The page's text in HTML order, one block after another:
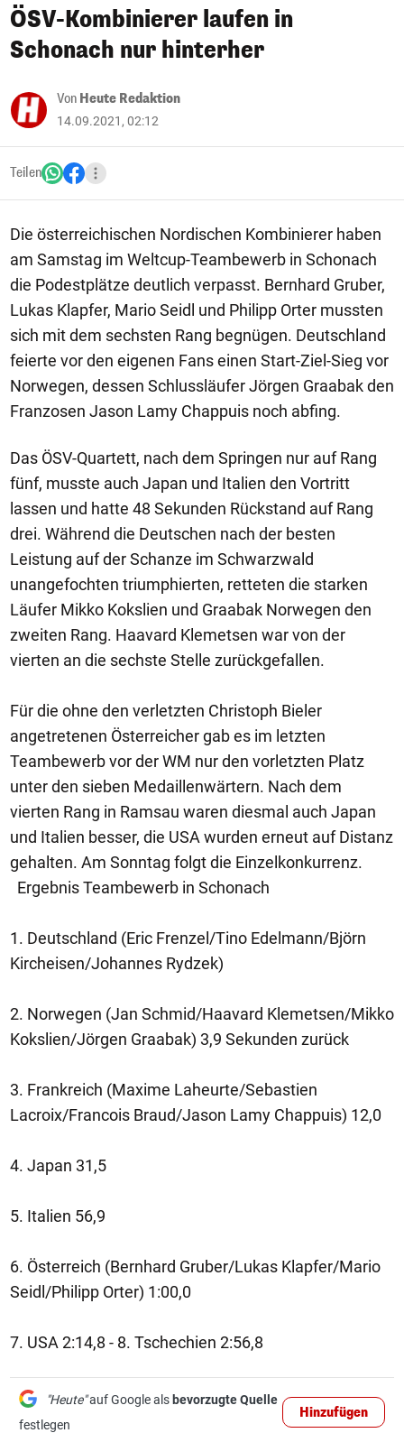
ÖSV-Kombinierer laufen in
Schonach nur hinterher
Von Heute Redaktion
14.09.2021, 02:12
Teilen
Die österreichischen Nordischen Kombinierer haben
am Samstag im Weltcup-Teambewerb in Schonach
die Podestplätze deutlich verpasst. Bernhard Gruber,
Lukas Klapfer, Mario Seidl und Philipp Orter mussten
sich mit dem sechsten Rang begnügen. Deutschland
feierte vor den eigenen Fans einen Start-Ziel-Sieg vor
Norwegen, dessen Schlussläufer Jörgen Graabak den
Franzosen Jason Lamy Chappuis noch abfing.
Das ÖSV-Quartett, nach dem Springen nur auf Rang
fünf, musste auch Japan und Italien den Vortritt
lassen und hatte 48 Sekunden Rückstand auf Rang
drei. Während die Deutschen nach der besten
Leistung auf der Schanze im Schwarzwald
unangefochten triumphierten, retteten die starken
Läufer Mikko Kokslien und Graabak Norwegen den
zweiten Rang. Haavard Klemetsen war von der
vierten an die sechste Stelle zurückgefallen.
Für die ohne den verletzten Christoph Bieler
angetretenen Österreicher gab es im letzten
Teambewerb vor der WM nur den vorletzten Platz
unter den sieben Medaillenwärtern. Nach dem
vierten Rang in Ramsau waren diesmal auch Japan
und Italien besser, die USA wurden erneut auf Distanz
gehalten. Am Sonntag folgt die Einzelkonkurrenz.
Ergebnis Teambewerb in Schonach
1. Deutschland (Eric Frenzel/Tino Edelmann/Björn
Kircheisen/Johannes Rydzek)
2. Norwegen (Jan Schmid/Haavard Klemetsen/Mikko
Kokslien/Jörgen Graabak) 3,9 Sekunden zurück
3. Frankreich (Maxime Laheurte/Sebastien
Lacroix/Francois Braud/Jason Lamy Chappuis) 12,0
4. Japan 31,5
5. Italien 56,9
6. Österreich (Bernhard Gruber/Lukas Klapfer/Mario
Seidl/Philipp Orter) 1:00,0
7. USA 2:14,8 - 8. Tschechien 2:56,8
"Heute"auf Google als bevorzugte Quelle
festlegen
Hinzufügen